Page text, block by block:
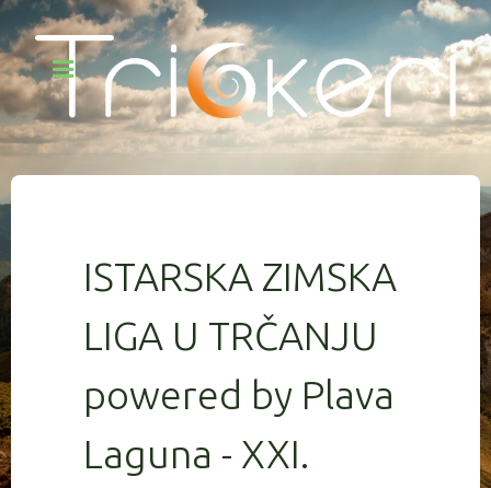
ISTARSKA ZIMSKA
LIGA U TRČANJU
powered by Plava
Laguna - XXI.